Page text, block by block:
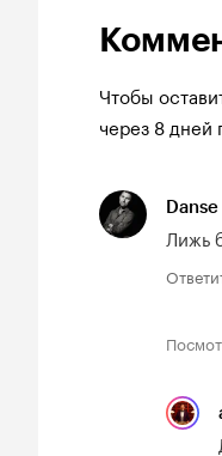
Чтобы
через 8 дней
Лижь